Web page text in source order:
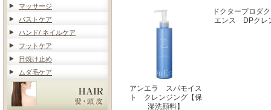
マッサージ
バストケア
ハンド/ ネイルケア
フットケア
日焼け止め
ムダ毛ケア
アンエラ スパモイス
ト クレンジング【保
湿洗顔料】
ドクタープロダ
エンス DPクレ